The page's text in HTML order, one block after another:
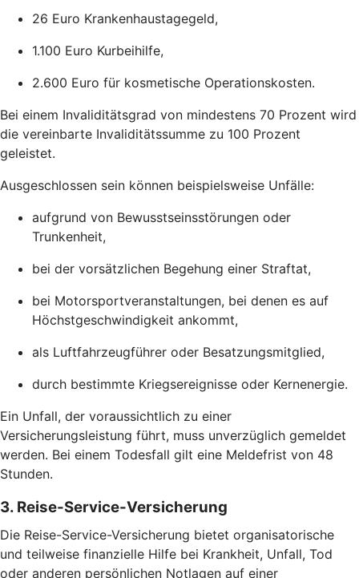
26 Euro Krankenhaustagegeld,
1.100 Euro Kurbeihilfe,
2.600 Euro für kosmetische Operationskosten.
Bei einem Invaliditätsgrad von mindestens 70 Prozent wird
die vereinbarte Invaliditätssumme zu 100 Prozent
geleistet.
Ausgeschlossen sein können beispielsweise Unfälle:
aufgrund von Bewusstseinsstörungen oder
Trunkenheit,
bei der vorsätzlichen Begehung einer Straftat,
bei Motorsportveranstaltungen, bei denen es auf
Höchstgeschwindigkeit ankommt,
als Luftfahrzeugführer oder Besatzungsmitglied,
durch bestimmte Kriegsereignisse oder Kernenergie.
Ein Unfall, der voraussichtlich zu einer
Versicherungsleistung führt, muss unverzüglich gemeldet
werden. Bei einem Todesfall gilt eine Meldefrist von 48
Stunden.
3. Reise-Service-Versicherung
Die Reise-Service-Versicherung bietet organisatorische
und teilweise finanzielle Hilfe bei Krankheit, Unfall, Tod
oder anderen persönlichen Notlagen auf einer